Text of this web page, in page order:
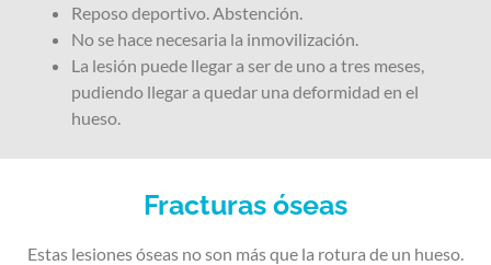
Reposo deportivo. Abstención.
No se hace necesaria la inmovilización.
La lesión puede llegar a ser de uno a tres meses,
pudiendo llegar a quedar una deformidad en el
hueso.
Fracturas óseas
Estas lesiones óseas no son más que la rotura de un hueso.